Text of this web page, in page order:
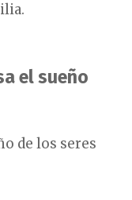
el sueño
de los seres